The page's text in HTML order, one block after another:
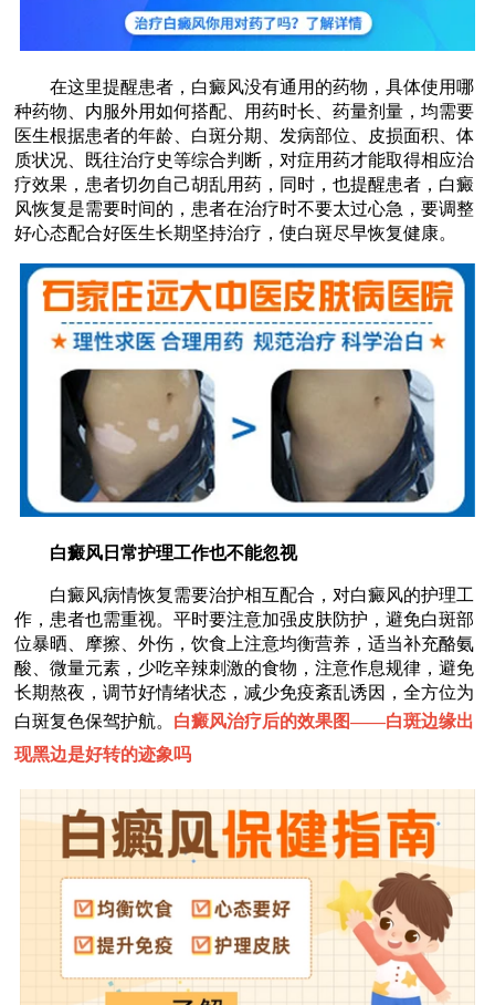
在这里提醒患者，白癜风没有通用的药物，具体使用哪
种药物、内服外用如何搭配、用药时长、药量剂量，均需要
医生根据患者的年龄、白斑分期、发病部位、皮损面积、体
质状况、既往治疗史等综合判断，对症用药才能取得相应治
疗效果，患者切勿自己胡乱用药，同时，也提醒患者，白癜
风恢复是需要时间的，患者在治疗时不要太过心急，要调整
好心态配合好医生长期坚持治疗，使白斑尽早恢复健康。
白癜风日常护理工作也不能忽视
白癜风病情恢复需要治护相互配合，对白癜风的护理工
作，患者也需重视。平时要注意加强皮肤防护，避免白斑部
位暴晒、摩擦、外伤，饮食上注意均衡营养，适当补充酪氨
酸、微量元素，少吃辛辣刺激的食物，注意作息规律，避免
长期熬夜，调节好情绪状态，减少免疫紊乱诱因，全方位为
白斑复色保驾护航。 白癜风治疗后的效果图——白斑边缘出
现黑边是好转的迹象吗